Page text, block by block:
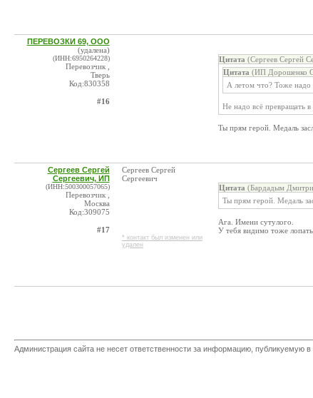
ПЕРЕВОЗКИ 69, ООО
(удалена)
(ИНН:6950264228)
Перевозчик ,
Тверь
Код:830358
#16
Цитата (Сергеев Сергей
Цитата (ИП Дорошенко
А летом что? Тоже
Не надо всё превращать
Ты прям герой. Медаль
Сергеев Сергей
Сергеевич, ИП
(ИНН:500300057065)
Перевозчик ,
Москва
Код:309075
#17
Сергеев Сергей
Сергеевич
* контакт был изменен или
удален
Цитата (Бардадым
Ты прям герой. Медаль
Ага. Имени сутулого.
У тебя видимо тоже
Администрация сайта не несет ответственности за информацию,